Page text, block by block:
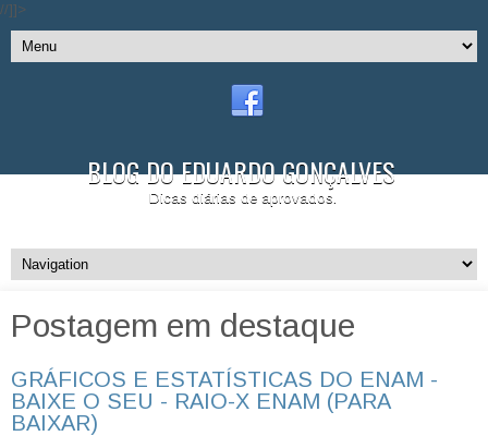
//]]>
BLOG DO EDUARDO GONÇALVES
Dicas diárias de aprovados.
Postagem em destaque
GRÁFICOS E ESTATÍSTICAS DO ENAM -
BAIXE O SEU - RAIO-X ENAM (PARA
BAIXAR)